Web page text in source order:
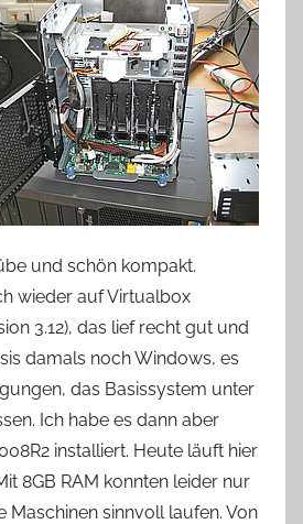
und schön kompakt.
wieder auf Virtualbox
3.12), das lief recht gut und
damals noch Windows, es
das Basissystem unter
Ich habe es dann aber
installiert. Heute läuft hier
8GB RAM konnten leider nur
Maschinen sinnvoll laufen. Von